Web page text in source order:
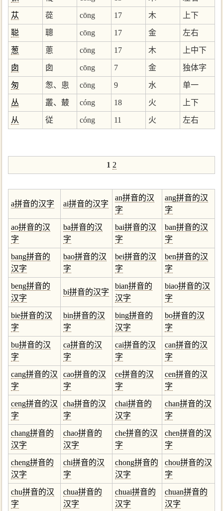
苁 蓯 cōng 17 木 上下
聪 聰 cōng 17 金 左右
葱 蔥 cōng 17 木 上中下
囱 囱 cōng 7 金 独体字
匆 怱、悤 cōng 9 水 单一
丛 叢、樷 cóng 18 火 上下
从 従 cóng 11 火 左右
1 2
a拼音的汉字 ai拼音的汉字
an拼音的汉
字
ang拼音的汉
字
ao拼音的汉
字
ba拼音的汉
字
bai拼音的汉
字
ban拼音的汉
字
bang拼音的
汉字
bao拼音的汉
字
bei拼音的汉
字
ben拼音的汉
字
beng拼音的
汉字
bi拼音的汉字
bian拼音的
汉字
biao拼音的汉
字
bie拼音的汉
字
bin拼音的汉
字
bing拼音的
汉字
bo拼音的汉
字
bu拼音的汉
字
ca拼音的汉
字
cai拼音的汉
字
can拼音的汉
字
cang拼音的汉
字
cao拼音的汉
字
ce拼音的汉
字
cen拼音的汉
字
ceng拼音的汉
字
cha拼音的汉
字
chai拼音的
汉字
chan拼音的汉
字
chang拼音的
汉字
chao拼音的
汉字
che拼音的汉
字
chen拼音的汉
字
cheng拼音的
汉字
chi拼音的汉
字
chong拼音的
汉字
chou拼音的汉
字
chu拼音的汉
字
chua拼音的
汉字
chuai拼音的
汉字
chuan拼音的
汉字